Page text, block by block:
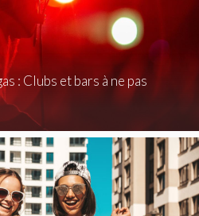
: Clubs et bars à ne pas